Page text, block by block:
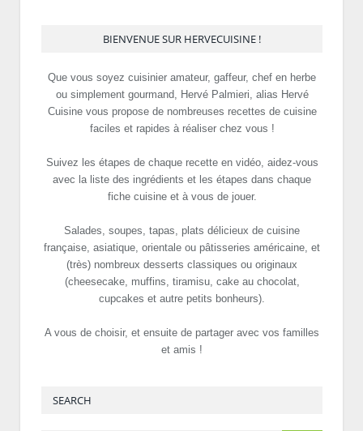
BIENVENUE SUR HERVECUISINE !
Que vous soyez cuisinier amateur, gaffeur, chef en herbe
ou simplement gourmand, Hervé Palmieri, alias Hervé
Cuisine vous propose de nombreuses recettes de cuisine
faciles et rapides à réaliser chez vous !
Suivez les étapes de chaque recette en vidéo, aidez-vous
avec la liste des ingrédients et les étapes dans chaque
fiche cuisine et à vous de jouer.
Salades, soupes, tapas, plats délicieux de cuisine
française, asiatique, orientale ou pâtisseries américaine, et
(très) nombreux desserts classiques ou originaux
(cheesecake, muffins, tiramisu, cake au chocolat,
cupcakes et autre petits bonheurs).
A vous de choisir, et ensuite de partager avec vos familles
et amis !
SEARCH